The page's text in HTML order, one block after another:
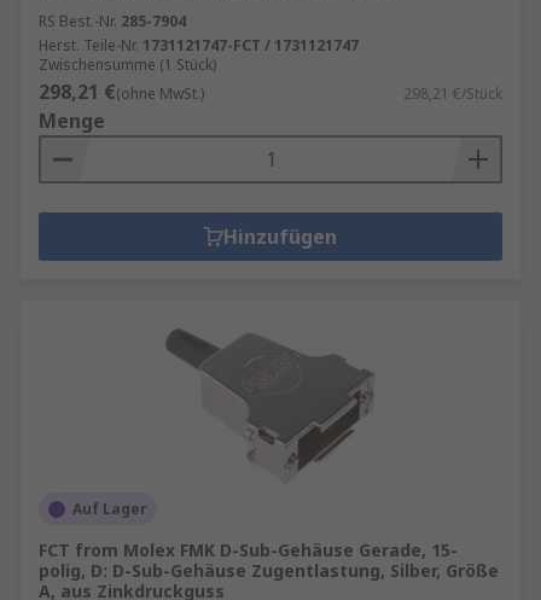
RS Best.-Nr. 285-7904
Herst. Teile-Nr. 1731121747-FCT / 1731121747
Zwischensumme (1 Stück)
298,21 €(ohne MwSt.) 298,21 €/Stück
Menge
Hinzufügen
Auf Lager
FCT from Molex FMK D-Sub-Gehäuse Gerade, 15-
polig, D: D-Sub-Gehäuse Zugentlastung, Silber, Größe
A, aus Zinkdruckguss